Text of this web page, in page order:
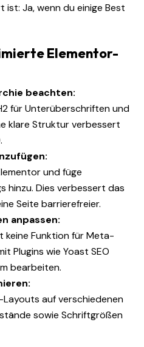
Ja, wenn du einige Best
Elementor-
beachten:
für Unterüberschriften und
klare Struktur verbessert
und füge
hinzu. Dies verbessert das
Seite barrierefreier.
anpassen:
Funktion für Meta-
Plugins wie Yoast SEO
bearbeiten.
auf verschiedenen
sowie Schriftgrößen